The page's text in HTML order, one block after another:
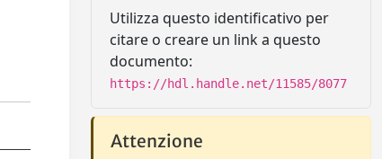
Utilizza questo identificativo per
citare o creare un link a questo
documento:
https://hdl.handle.net/11585/8077
Attenzione